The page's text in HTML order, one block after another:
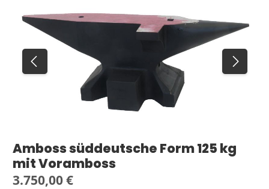
Amboss süddeutsche Form 125 kg
mit Voramboss
Regulärer Preis:
3.750,00 €